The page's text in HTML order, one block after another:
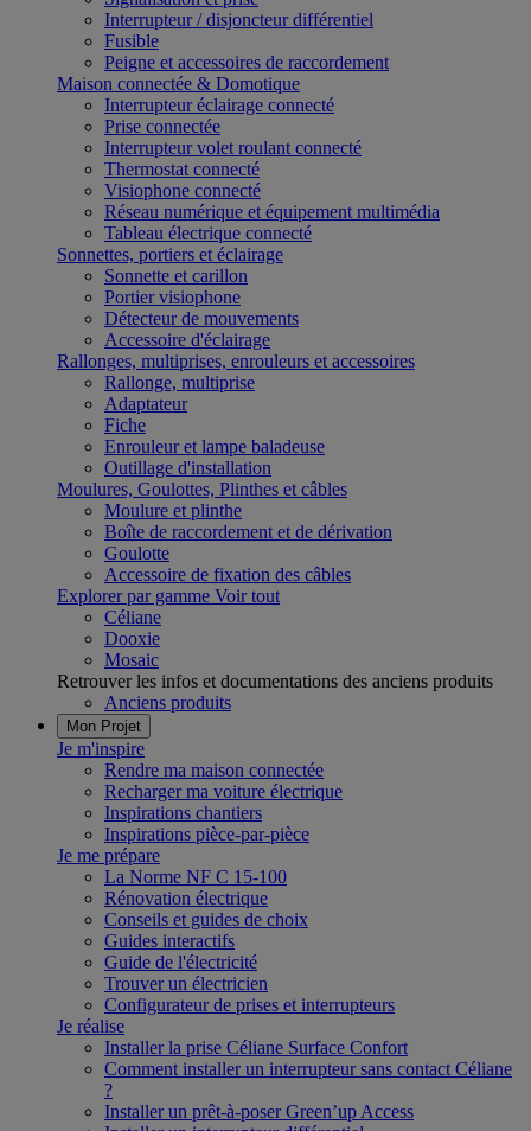
Interrupteur / disjoncteur différentiel
Fusible
Peigne et accessoires de raccordement
Maison connectée & Domotique
Interrupteur éclairage connecté
Prise connectée
Interrupteur volet roulant connecté
Thermostat connecté
Visiophone connecté
Réseau numérique et équipement multimédia
Tableau électrique connecté
Sonnettes, portiers et éclairage
Sonnette et carillon
Portier visiophone
Détecteur de mouvements
Accessoire d'éclairage
Rallonges, multiprises, enrouleurs et accessoires
Rallonge, multiprise
Adaptateur
Fiche
Enrouleur et lampe baladeuse
Outillage d'installation
Moulures, Goulottes, Plinthes et câbles
Moulure et plinthe
Boîte de raccordement et de dérivation
Goulotte
Accessoire de fixation des câbles
Explorer par gamme Voir tout
Céliane
Dooxie
Mosaic
Retrouver les infos et documentations des anciens produits
Anciens produits
Mon Projet
Je m'inspire
Rendre ma maison connectée
Recharger ma voiture électrique
Inspirations chantiers
Inspirations pièce-par-pièce
Je me prépare
La Norme NF C 15-100
Rénovation électrique
Conseils et guides de choix
Guides interactifs
Guide de l'électricité
Trouver un électricien
Configurateur de prises et interrupteurs
Je réalise
Installer la prise Céliane Surface Confort
Comment installer un interrupteur sans contact Céliane
?
Installer un prêt-à-poser Green’up Access